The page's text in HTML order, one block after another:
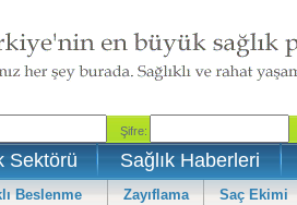
Sektörü Sağlık Haberleri
Beslenme Zayıflama Saç Ekimi